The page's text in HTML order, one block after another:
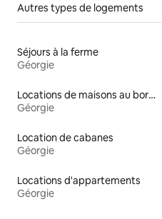
Autres types de logements
Séjours à la ferme
Géorgie
Locations de maisons au bord d'un lac
Géorgie
Location de cabanes
Géorgie
Locations d'appartements
Géorgie